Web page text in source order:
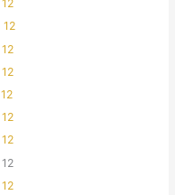
12
12
12
12
12
12
12
12
12